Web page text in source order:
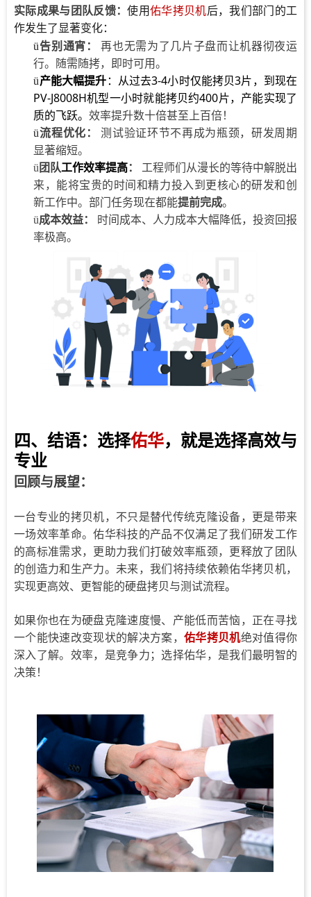
实际成果与团队反馈：使用佑华拷贝机后，我们部门的工
作发生了显著变化：
ü告别通宵：
再也无需为了几片子盘而让机器彻夜运
行。随需随拷，即时可用。
ü产能大幅提升：从过去3-4小时仅能拷贝3片，到现在
PV-J8008H机型一小时就能拷贝约400片，产能实现了
质的飞跃。 效率提升数十倍甚至上百倍！
ü流程优化：
测试验证环节不再成为瓶颈，研发周期
显著缩短。
ü团队工作效率提高：
工程师们从漫长的等待中解脱出
来，能将宝贵的时间和精力投入到更核心的研发和创
新工作中。部门任务现在都能提前完成。
ü成本效益：
时间成本、人力成本大幅降低，投资回报
率极高。
四、结语：选择佑华，就是选择高效与
专业
回顾与展望：
一台专业的拷贝机，不只是替代传统克隆设备，更是带来
一场效率革命。佑华科技的产品不仅满足了我们研发工作
的高标准需求，更助力我们打破效率瓶颈，更释放了团队
的创造力和生产力。未来，我们将持续依赖佑华拷贝机，
实现更高效、更智能的硬盘拷贝与测试流程。
如果你也在为硬盘克隆速度慢、产能低而苦恼，正在寻找
一个能快速改变现状的解决方案，佑华拷贝机绝对值得你
深入了解。 效率，是竞争力；选择佑华，是我们最明智的
决策！